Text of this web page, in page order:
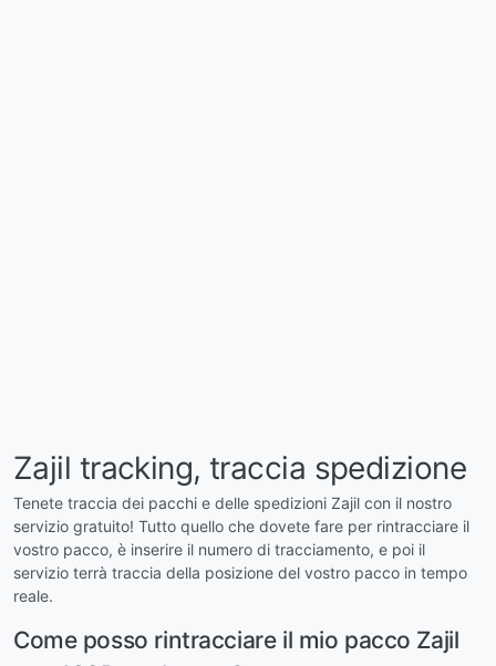
Zajil tracking, traccia spedizione
Tenete traccia dei pacchi e delle spedizioni Zajil con il nostro
servizio gratuito! Tutto quello che dovete fare per rintracciare il
vostro pacco, è inserire il numero di tracciamento, e poi il
servizio terrà traccia della posizione del vostro pacco in tempo
reale.
Come posso rintracciare il mio pacco Zajil